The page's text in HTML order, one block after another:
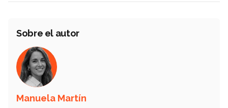
Sobre el autor
Manuela Martín